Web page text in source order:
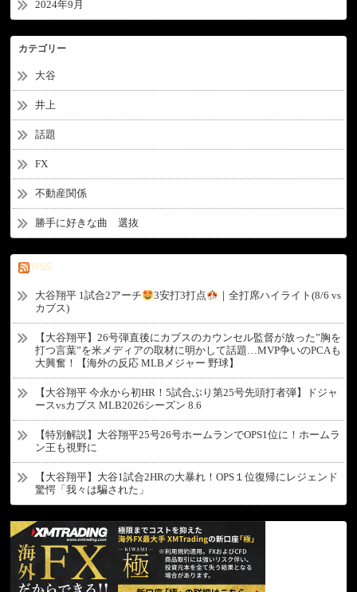
2024年9月
カテゴリー
大谷
井上
話題
FX
不動産関係
勝手に好きな曲 選抜
RSS
大谷翔平 1試合2アーチ 3安打3打点
｜全打席ハイライト(8/6 vs
カブス)
【大谷翔平】26号弾直後にカブスのカウンセル監督が放った”胸を
打つ言葉”を米メディアの取材に明かして話題…MVP争いのPCAも
大興奮！【海外の反応 MLBメジャー 野球】
【大谷翔平 今永から初HR！5試合ぶり第25号先頭打者弾】ドジャ
ースvsカブス MLB2026シーズン 8.6
【特別解説】大谷翔平25号26号ホームランでOPS1位に！ホームラ
ン王も視野に
【大谷翔平】大谷1試合2HRの大暴れ！OPS１位復帰にレジェンド
驚愕「我々は騙された」